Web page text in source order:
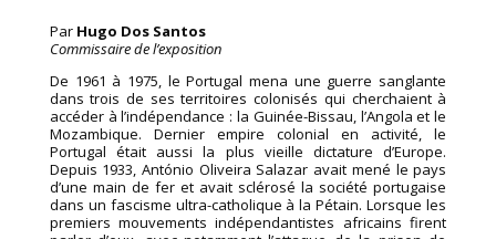
Par Hugo Dos Santos
Commissaire de l’exposition
De 1961 à 1975, le Portugal mena une guerre sanglante
dans trois de ses territoires colonisés qui cherchaient à
accéder à l’indépendance : la Guinée-Bissau, l’Angola et le
Mozambique. Dernier empire colonial en activité, le
Portugal était aussi la plus vieille dictature d’Europe.
Depuis 1933, António Oliveira Salazar avait mené le pays
d’une main de fer et avait sclérosé la société portugaise
dans un fascisme ultra-catholique à la Pétain. Lorsque les
premiers mouvements indépendantistes africains firent